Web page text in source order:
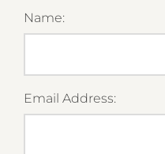
Name:
Email Address: